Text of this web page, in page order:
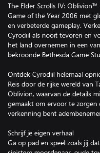
The Elder Scrolls IV:
Game of the Year 2006 met
en verbeterde gameplay.
Cyrodiil als nooit tevoren en
het land overnemen in een
bekroonde Bethesda Game
Ontdek Cyrodiil helemaal
Reis door de rijke wereld van
Oblivion, waarvan de details
gemaakt om ervoor te
verkenning bent
Schrijf je eigen verhaal
Ga op pad en speel zoals jij